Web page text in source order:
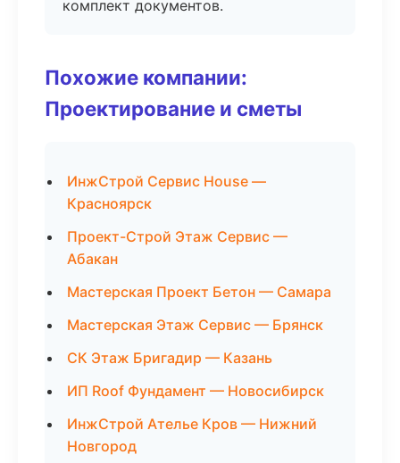
комплект документов.
Похожие компании:
Проектирование и сметы
ИнжСтрой Сервис House —
Красноярск
Проект-Строй Этаж Сервис —
Абакан
Мастерская Проект Бетон — Самара
Мастерская Этаж Сервис — Брянск
СК Этаж Бригадир — Казань
ИП Roof Фундамент — Новосибирск
ИнжСтрой Ателье Кров — Нижний
Новгород